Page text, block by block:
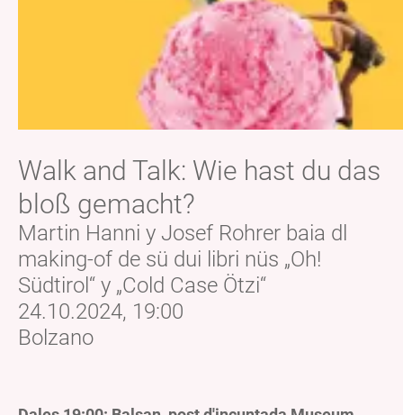
Walk and Talk: Wie hast du das
bloß gemacht?
Martin Hanni y Josef Rohrer baia dl
making-of de sü dui libri nüs „Oh!
Südtirol“ y „Cold Case Ötzi“
24.10.2024, 19:00
Bolzano